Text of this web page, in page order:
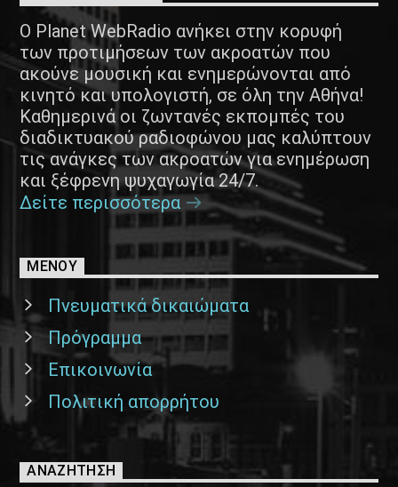
Ο Planet WebRadio ανήκει στην κορυφή
των προτιμήσεων των ακροατών που
ακούνε μουσική και ενημερώνονται από
κινητό και υπολογιστή, σε όλη την Αθήνα!
Καθημερινά οι ζωντανές εκπομπές του
διαδικτυακού ραδιοφώνου μας καλύπτουν
τις ανάγκες των ακροατών για ενημέρωση
και ξέφρενη ψυχαγωγία 24/7.
Δείτε περισσότερα
ΜΕΝΟΥ
Πνευματικά δικαιώματα
Πρόγραμμα
Επικοινωνία
Πολιτική απορρήτου
ΑΝΑΖΉΤΗΣΗ